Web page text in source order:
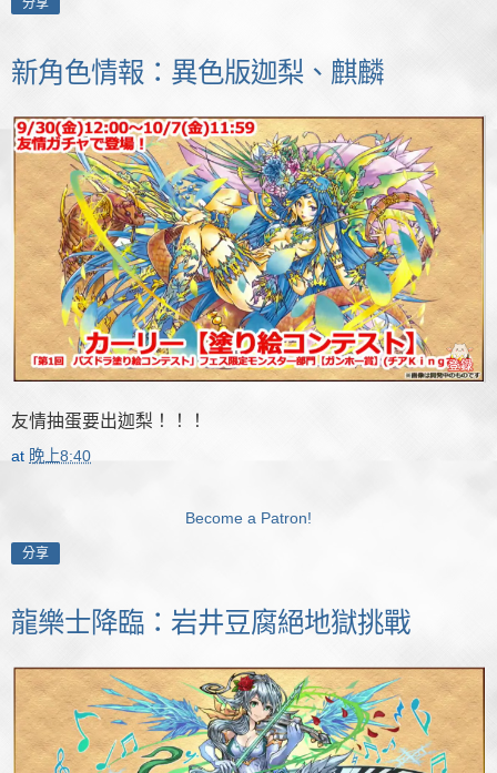
新角色情報：異色版迦梨、麒麟
友情抽蛋要出迦梨！！！
at 晚上8:40
Become a Patron!
分享
龍樂士降臨：岩井豆腐絕地獄挑戰